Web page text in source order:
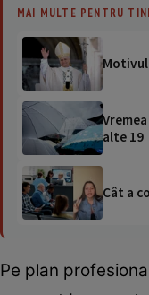
MAI MULTE PENTRU
alte 19
Cât a
Pe plan